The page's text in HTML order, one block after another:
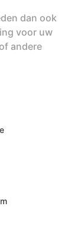
dan ook
voor uw
andere